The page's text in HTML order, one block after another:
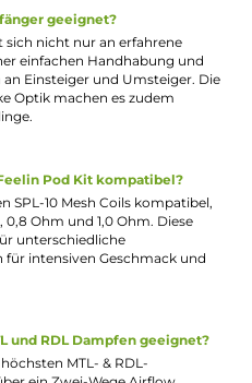
Feelin Pod Kit von Nevoks?
ermöglicht dauerhaften
hält der Akku je nach
halben und einem ganzen Tag.